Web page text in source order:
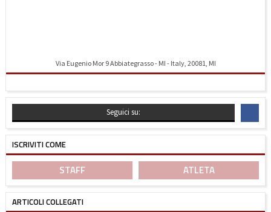
Via Eugenio Mor 9 Abbiategrasso - MI - Italy, 20081, MI
Seguici su:
ISCRIVITI COME
STAFF ATLETA
ARTICOLI COLLEGATI